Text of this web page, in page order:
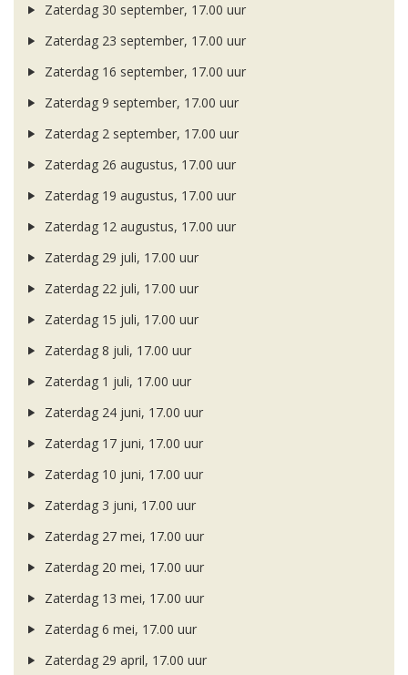
Zaterdag 30 september, 17.00 uur
Zaterdag 23 september, 17.00 uur
Zaterdag 16 september, 17.00 uur
Zaterdag 9 september, 17.00 uur
Zaterdag 2 september, 17.00 uur
Zaterdag 26 augustus, 17.00 uur
Zaterdag 19 augustus, 17.00 uur
Zaterdag 12 augustus, 17.00 uur
Zaterdag 29 juli, 17.00 uur
Zaterdag 22 juli, 17.00 uur
Zaterdag 15 juli, 17.00 uur
Zaterdag 8 juli, 17.00 uur
Zaterdag 1 juli, 17.00 uur
Zaterdag 24 juni, 17.00 uur
Zaterdag 17 juni, 17.00 uur
Zaterdag 10 juni, 17.00 uur
Zaterdag 3 juni, 17.00 uur
Zaterdag 27 mei, 17.00 uur
Zaterdag 20 mei, 17.00 uur
Zaterdag 13 mei, 17.00 uur
Zaterdag 6 mei, 17.00 uur
Zaterdag 29 april, 17.00 uur